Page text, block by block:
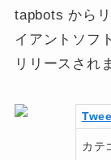
tapbots から
イアントソフ
リリースされ
カテ